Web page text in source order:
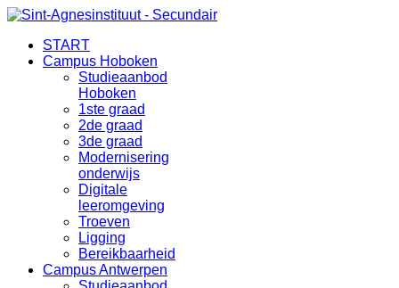
START
Campus Hoboken
Studieaanbod
Hoboken
1ste graad
2de graad
3de graad
Modernisering
onderwijs
Digitale
leeromgeving
Troeven
Ligging
Bereikbaarheid
Campus Antwerpen